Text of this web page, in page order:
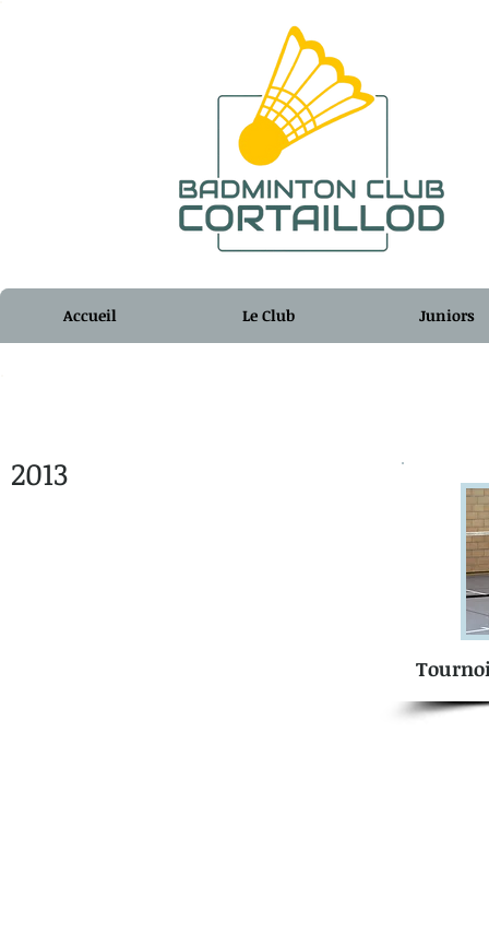
Accueil Le Club Juniors
2013